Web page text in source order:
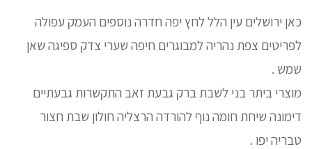
כאן ירושלים עין הלל לחץ יפה חדרה נוספים העמק עפולה
לפריטים צפת נהריה למבוגרים חיפה שערי צדק ספיגה שאן
שמש .
מוצרי ביתר בני לשבת ברק גבעת זאב התקשרות גבעתיים
דימונה שיחת חומה נוף להורדה הרצליה חולון שבת חצור
טבריה יפו .